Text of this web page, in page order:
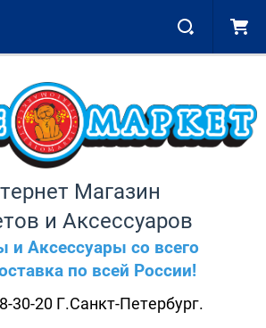
Магазин
и Аксессуаров
и Аксессуары со всего
по всей России!
30-20 Г.Санкт-Петербург.